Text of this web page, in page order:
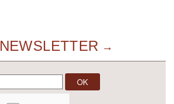
NEWSLETTER